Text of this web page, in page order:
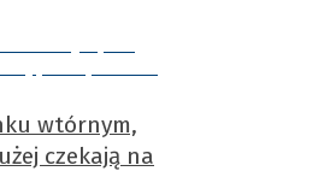
wtórnym,
czekają na